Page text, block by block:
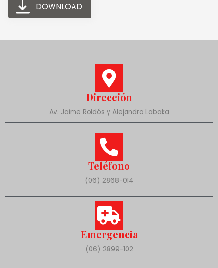
DOWNLOAD
Dirección
Av. Jaime Roldós y Alejandro Labaka
Teléfono
(06) 2868-014
Emergencia
(06) 2899-102